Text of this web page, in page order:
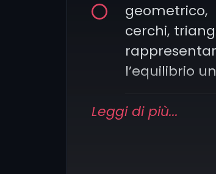
cerchi,
l’equilibrio
Minimal,
Leggi di più...